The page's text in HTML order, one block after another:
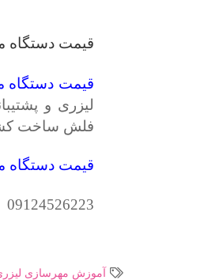
قیمت دستگاه
قیمت دستگاه
فلش ساخت
قیمت دستگاه
09124526223
آموزش مهرسازی